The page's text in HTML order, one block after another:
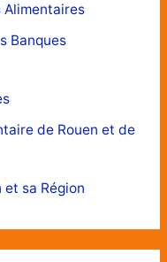
Alimentaires
Banques
de Rouen et de
et sa Région